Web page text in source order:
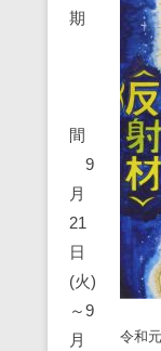
令和
期
間
9
月
21
日
(火)
～9
月